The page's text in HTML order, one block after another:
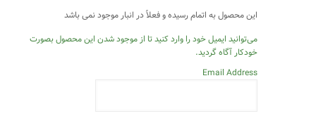
این محصول به اتمام رسیده و فعلاً در انبار موجود نمی باشد
می‌توانید ایمیل خود را وارد کنید تا از موجود شدن این محصول بصورت
خودکار آگاه گردید.
Email Address